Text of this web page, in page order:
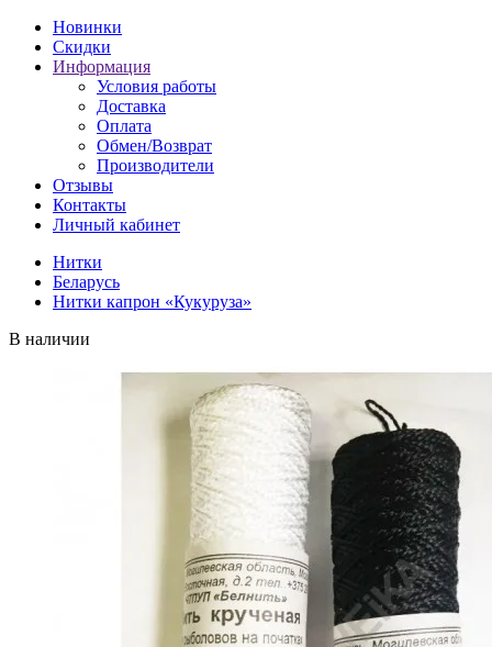
Новинки
Скидки
Информация
Условия работы
Доставка
Оплата
Обмен/Возврат
Производители
Отзывы
Контакты
Личный кабинет
Нитки
Беларусь
Нитки капрон «Кукуруза»
В наличии